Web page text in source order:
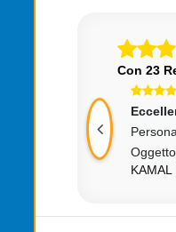
Con 23
KAMAL